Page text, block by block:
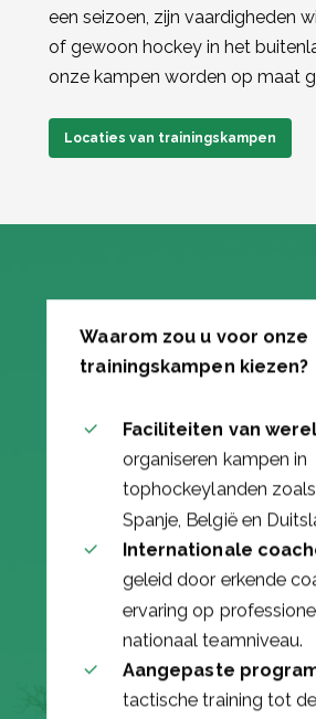
een seizoen, zijn vaardigheden
of gewoon hockey in het
onze kampen worden op maat
Locaties van trainingskampen
Waarom zou u voor onze
trainingskampen kiezen?
Faciliteiten van
organiseren kampen in
tophockeylanden
Spanje, België en
Internationale
geleid door erkende
ervaring op
nationaal teamniveau.
Aangepaste
tactische training tot